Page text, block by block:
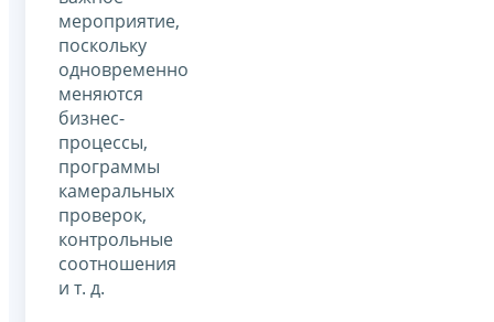
мероприятие,
поскольку
одновременно
меняются
бизнес-
процессы,
программы
камеральных
проверок,
контрольные
соотношения
и т. д.